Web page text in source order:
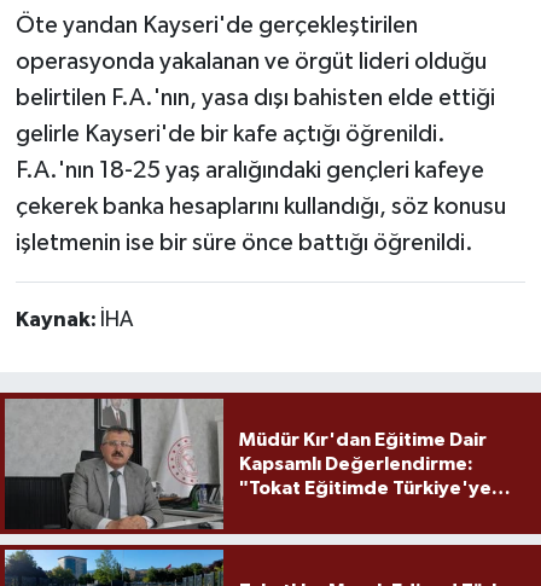
Öte yandan Kayseri'de gerçekleştirilen
operasyonda yakalanan ve örgüt lideri olduğu
belirtilen F.A.'nın, yasa dışı bahisten elde ettiği
gelirle Kayseri'de bir kafe açtığı öğrenildi.
F.A.'nın 18-25 yaş aralığındaki gençleri kafeye
çekerek banka hesaplarını kullandığı, söz konusu
işletmenin ise bir süre önce battığı öğrenildi.
Kaynak: İHA
Müdür Kır'dan Eğitime Dair
Kapsamlı Değerlendirme:
"Tokat Eğitimde Türkiye'ye